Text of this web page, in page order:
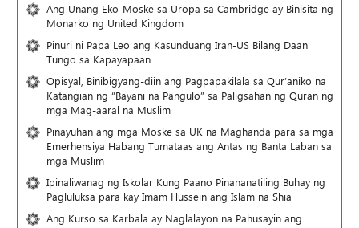
Ang Unang Eko-Moske sa Uropa sa Cambridge ay Binisita ng
Monarko ng United Kingdom
Pinuri ni Papa Leo ang Kasunduang Iran-US Bilang Daan
Tungo sa Kapayapaan
Opisyal, Binibigyang-diin ang Pagpapakilala sa Qur’aniko na
Katangian ng “Bayani na Pangulo” sa Paligsahan ng Quran ng
mga Mag-aaral na Muslim
Pinayuhan ang mga Moske sa UK na Maghanda para sa mga
Emerhensiya Habang Tumataas ang Antas ng Banta Laban sa
mga Muslim
Ipinaliwanag ng Iskolar Kung Paano Pinananatiling Buhay ng
Pagluluksa para kay Imam Hussein ang Islam na Shia
Ang Kurso sa Karbala ay Naglalayon na Pahusayin ang